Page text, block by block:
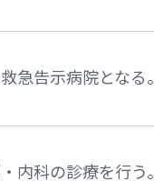
急告示病院となる。
内科の診療を行う。